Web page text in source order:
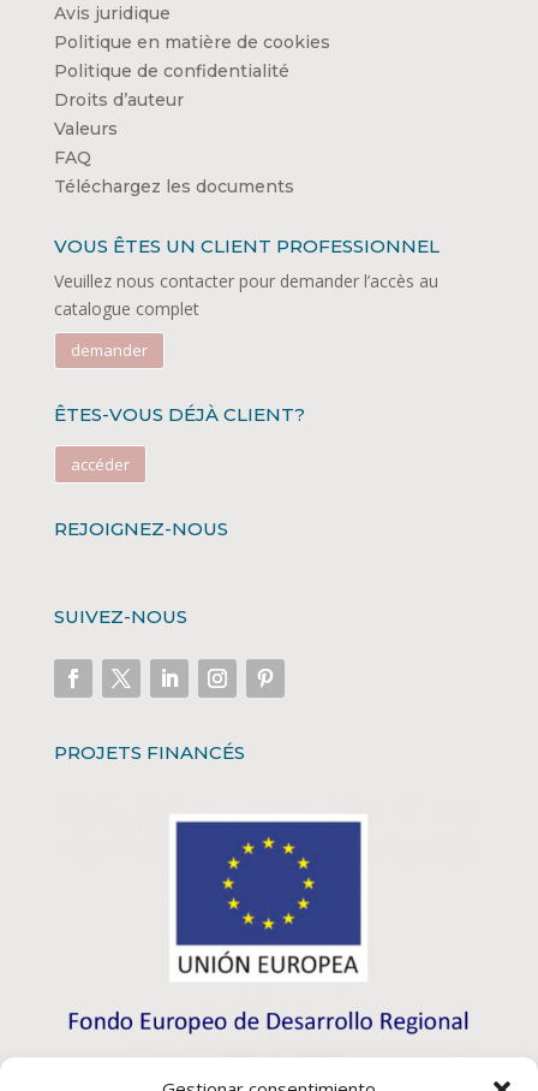
Avis juridique
Politique en matière de cookies
Politique de confidentialité
Droits d’auteur
Valeurs
FAQ
Téléchargez les documents
VOUS ÊTES UN CLIENT PROFESSIONNEL
Veuillez nous contacter pour demander l’accès au
catalogue complet
demander
ÊTES-VOUS DÉJÀ CLIENT?
accéder
REJOIGNEZ-NOUS
SUIVEZ-NOUS
PROJETS FINANCÉS